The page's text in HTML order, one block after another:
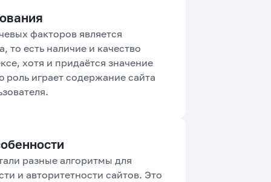
факторов является
то есть наличие и качество
хотя и придаётся значение
играет содержание сайта
разные алгоритмы для
и авторитетности сайтов. Это